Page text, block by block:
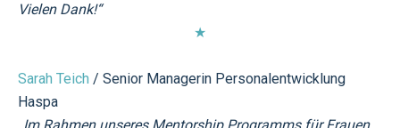
Vielen Dank!“
★
Sarah Teich / Senior Managerin Personalentwicklung
Haspa